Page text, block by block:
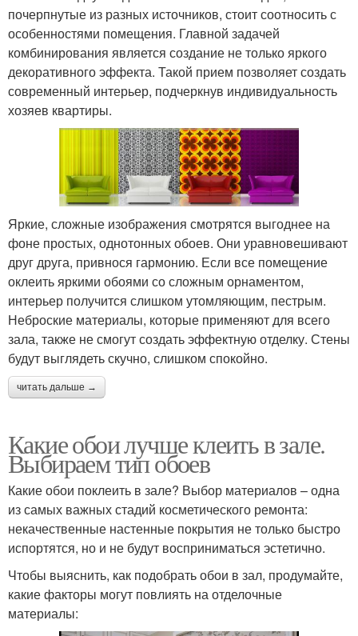
почерпнутые из разных источников, стоит соотносить с
особенностями помещения. Главной задачей
комбинирования является создание не только яркого
декоративного эффекта. Такой прием позволяет создать
современный интерьер, подчеркнув индивидуальность
хозяев квартиры.
Яркие, сложные изображения смотрятся выгоднее на
фоне простых, однотонных обоев. Они уравновешивают
друг друга, привнося гармонию. Если все помещение
оклеить яркими обоями со сложным орнаментом,
интерьер получится слишком утомляющим, пестрым.
Неброские материалы, которые применяют для всего
зала, также не смогут создать эффектную отделку. Стены
будут выглядеть скучно, слишком спокойно.
читать дальше →
Какие обои лучше клеить в зале.
Выбираем тип обоев
Какие обои поклеить в зале? Выбор материалов – одна
из самых важных стадий косметического ремонта:
некачественные настенные покрытия не только быстро
испортятся, но и не будут восприниматься эстетично.
Чтобы выяснить, как подобрать обои в зал, продумайте,
какие факторы могут повлиять на отделочные
материалы: